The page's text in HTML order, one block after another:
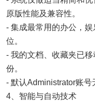
原版性能及兼容性。
- 集成最常用的办公，
位。
- 我的文档、收藏夹已
份。
- 默认Administrator账
4、智能与自动技术